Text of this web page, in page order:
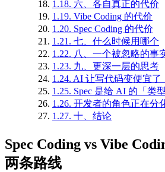
1.18. 六、各自真正的代价
1.19. Vibe Coding 的代价
1.20. Spec Coding 的代价
1.21. 七、什么时候用哪个
1.22. 八、一个被忽略的事
1.23. 九、更深一层的思考
1.24. AI 让写代码变便宜了
1.25. Spec 是给 AI 的「类
1.26. 开发者的角色正在分
1.27. 十、结论
Spec Coding vs Vibe
两条路线